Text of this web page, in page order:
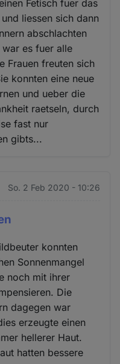
Fetisch fuer das
liessen sich dann
abschlachten
es fuer alle
Frauen freuten sich
konnten eine neue
und ueber die
raetseln, durch
fast nur
gibts...
So. 2 Feb 2020 - 10:26
konnten
Sonnenmangel
noch mit ihrer
Die
dagegen war
erzeugte einen
hellerer Haut.
hatten bessere